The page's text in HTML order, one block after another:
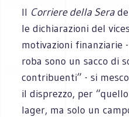
Il Corriere della Sera
le dichiarazioni del
motivazioni finanziarie
roba sono un sacco di
contribuenti” - si
il disprezzo, per
lager, ma solo un